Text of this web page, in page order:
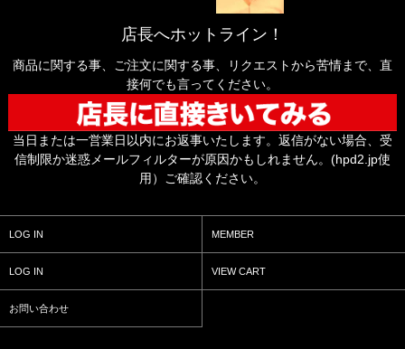
店長へホットライン！
商品に関する事、ご注文に関する事、リクエストから苦情まで、直
接何でも言ってください。
当日または一営業日以内にお返事いたします。返信がない場合、受
信制限か迷惑メールフィルターが原因かもしれません。(hpd2.jp使
用）ご確認ください。
LOG IN MEMBER
LOG IN VIEW CART
お問い合わせ